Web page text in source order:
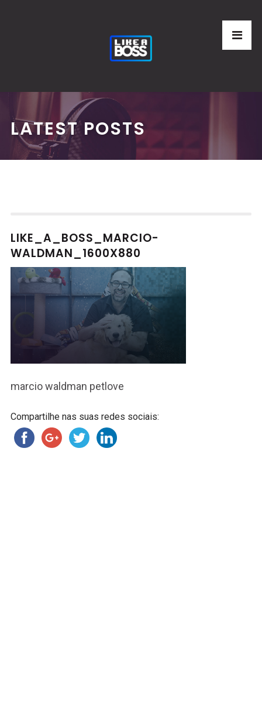
LATEST POSTS
LIKE_A_BOSS_MARCIO-
WALDMAN_1600X880
marcio waldman petlove
Compartilhe nas suas redes sociais: